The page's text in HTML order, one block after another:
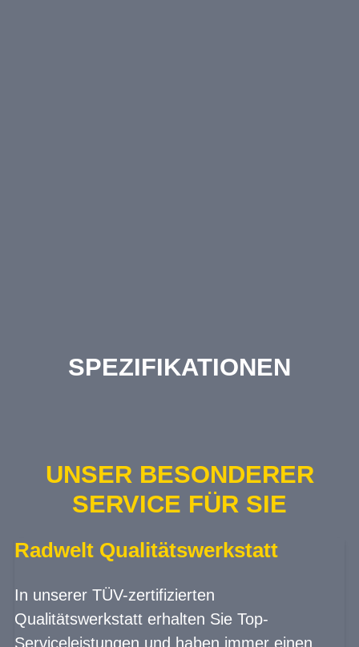
SPEZIFIKATIONEN
UNSER BESONDERER
SERVICE FÜR SIE
Radwelt Qualitätswerkstatt
In unserer TÜV-zertifizierten
Qualitätswerkstatt erhalten Sie Top-
Serviceleistungen und haben immer einen